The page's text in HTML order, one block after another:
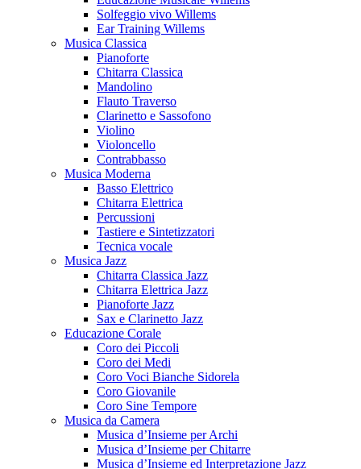
Solfeggio vivo Willems
Ear Training Willems
Musica Classica
Pianoforte
Chitarra Classica
Mandolino
Flauto Traverso
Clarinetto e Sassofono
Violino
Violoncello
Contrabbasso
Musica Moderna
Basso Elettrico
Chitarra Elettrica
Percussioni
Tastiere e Sintetizzatori
Tecnica vocale
Musica Jazz
Chitarra Classica Jazz
Chitarra Elettrica Jazz
Pianoforte Jazz
Sax e Clarinetto Jazz
Educazione Corale
Coro dei Piccoli
Coro dei Medi
Coro Voci Bianche Sidorela
Coro Giovanile
Coro Sine Tempore
Musica da Camera
Musica d’Insieme per Archi
Musica d’Insieme per Chitarre
Musica d’Insieme ed Interpretazione Jazz